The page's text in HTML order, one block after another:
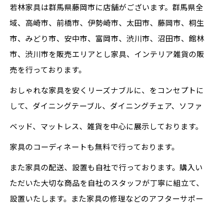
若林家具は群馬県藤岡市に店舗がございます。群馬県全
域、高崎市、前橋市、伊勢崎市、太田市、藤岡市、桐生
市、みどり市、安中市、富岡市、渋川市、沼田市、館林
市、渋川市を販売エリアとし家具、インテリア雑貨の販
売を行っております。
おしゃれな家具を安くリーズナブルに、をコンセプトに
して、ダイニングテーブル、ダイニングチェア、ソファ
ベッド、マットレス、雑貨を中心に展示しております。
家具のコーディネートも無料で行っております。
また家具の配送、設置も自社で行っております。購入い
ただいた大切な商品を自社のスタッフが丁寧に組立て、
設置いたします。また家具の修理などのアフターサポー